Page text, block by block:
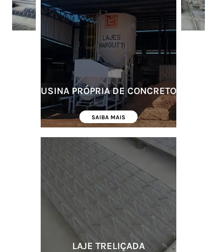
USINA PRÓPRIA DE CONCRETO
SAIBA MAIS
LAJE TRELIÇADA